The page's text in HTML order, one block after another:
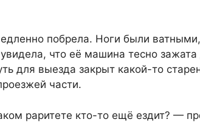
побрела. Ноги были
что её машина тесно
для выезда закрыт какой-то
части.
раритете кто-то ещё ездит? —